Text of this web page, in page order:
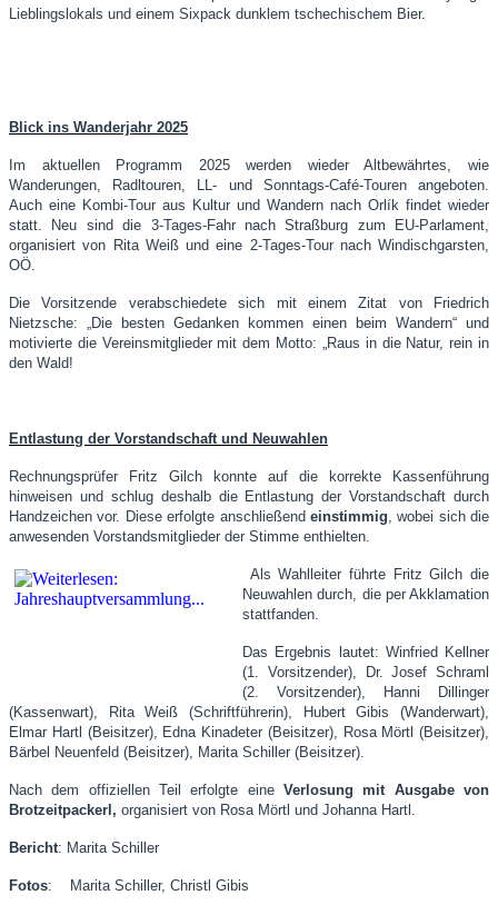
Lieblingslokals und einem Sixpack dunklem tschechischem Bier.
Blick ins Wanderjahr 2025
Im aktuellen Programm 2025 werden wieder Altbewährtes, wie
Wanderungen, Radltouren, LL- und Sonntags-Café-Touren angeboten.
Auch eine Kombi-Tour aus Kultur und Wandern nach Orlík findet wieder
statt. Neu sind die 3-Tages-Fahr nach Straßburg zum EU-Parlament,
organisiert von Rita Weiß und eine 2-Tages-Tour nach Windischgarsten,
OÖ.
Die Vorsitzende verabschiedete sich mit einem Zitat von Friedrich
Nietzsche: „Die besten Gedanken kommen einen beim Wandern“ und
motivierte die Vereinsmitglieder mit dem Motto: „Raus in die Natur, rein in
den Wald!
Entlastung der Vorstandschaft und Neuwahlen
Rechnungsprüfer Fritz Gilch konnte auf die korrekte Kassenführung
hinweisen und schlug deshalb die Entlastung der Vorstandschaft durch
Handzeichen vor. Diese erfolgte anschließend einstimmig , wobei sich die
anwesenden Vorstandsmitglieder der Stimme enthielten.
Als Wahlleiter führte Fritz Gilch die
Neuwahlen durch, die per Akklamation
stattfanden.
Das Ergebnis lautet: Winfried Kellner
(1. Vorsitzender), Dr. Josef Schraml
(2. Vorsitzender), Hanni Dillinger
(Kassenwart), Rita Weiß (Schriftführerin), Hubert Gibis (Wanderwart),
Elmar Hartl (Beisitzer), Edna Kinadeter (Beisitzer), Rosa Mörtl (Beisitzer),
Bärbel Neuenfeld (Beisitzer), Marita Schiller (Beisitzer).
Nach dem offiziellen Teil erfolgte eine Verlosung mit Ausgabe von
Brotzeitpackerl, organisiert von Rosa Mörtl und Johanna Hartl.
Bericht: Marita Schiller
Fotos: Marita Schiller, Christl Gibis